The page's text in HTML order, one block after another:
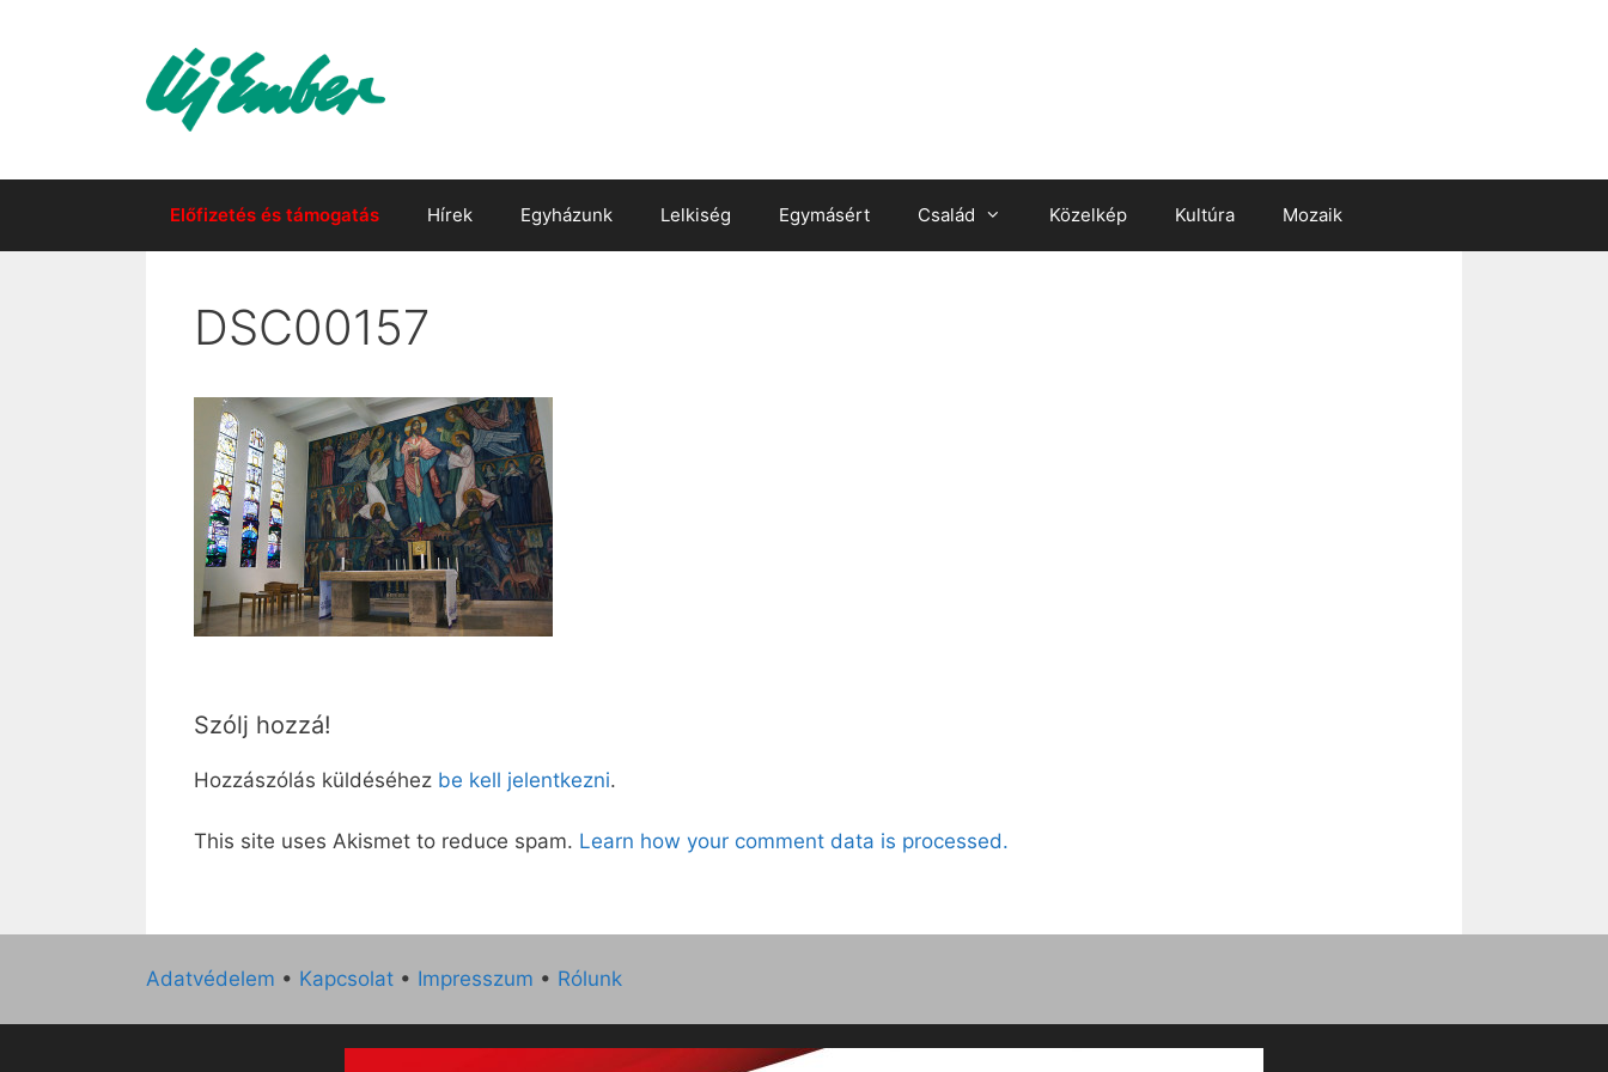
Előfizetés és támogatás Hírek Egyházunk Lelkiség Egymásért Család Közelkép Kultúra Mozaik
DSC00157
Szólj hozzá!
Hozzászólás küldéséhez be kell jelentkezni.
This site uses Akismet to reduce spam. Learn how your comment data is processed.
Adatvédelem • Kapcsolat • Impresszum • Rólunk